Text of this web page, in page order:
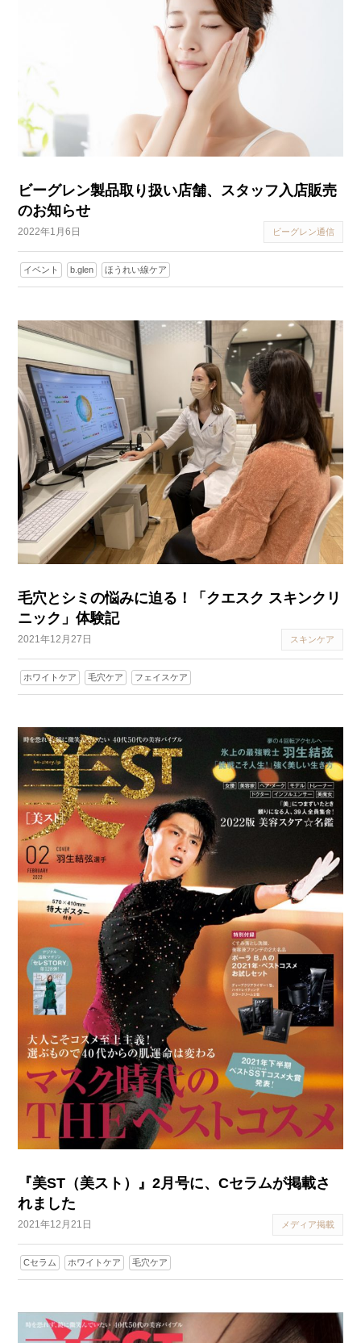
ビーグレン製品取り扱い店舗、スタッフ入店販売
のお知らせ
2022年1月6日 ビーグレン通信
イベント b.glen ほうれい線ケア
毛穴とシミの悩みに迫る！「クエスク スキンクリ
ニック」体験記
2021年12月27日 スキンケア
ホワイトケア 毛穴ケア フェイスケア
『美ST（美スト）』2月号に、Cセラムが掲載さ
れました
2021年12月21日 メディア掲載
Cセラム ホワイトケア 毛穴ケア